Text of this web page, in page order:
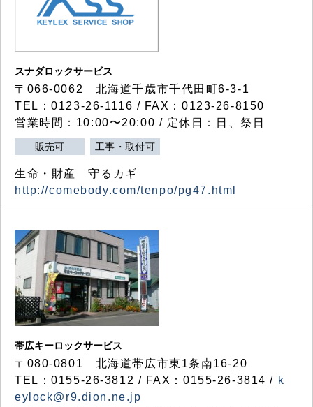
スナダロックサービス
〒066-0062 北海道千歳市千代田町6-3-1
TEL：0123-26-1116 / FAX：0123-26-8150
営業時間：10:00〜20:00 / 定休日：日、祭日
販売可 工事・取付可
生命・財産 守るカギ
http://comebody.com/tenpo/pg47.html
帯広キーロックサービス
〒080-0801 北海道帯広市東1条南16-20
TEL：0155-26-3812 / FAX：0155-26-3814 / k
eylock@r9.dion.ne.jp